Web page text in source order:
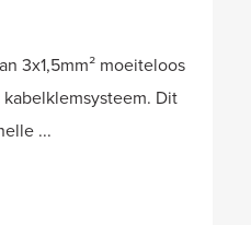
3x1,5mm² moeiteloos
Dit
...